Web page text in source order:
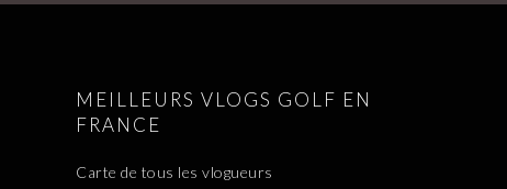
MEILLEURS VLOGS GOLF EN
FRANCE
Carte de tous les vlogueurs